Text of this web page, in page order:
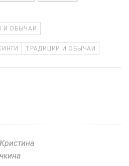
И ОБЫЧАИ
ТРАДИЦИИ И ОБЫЧАИ